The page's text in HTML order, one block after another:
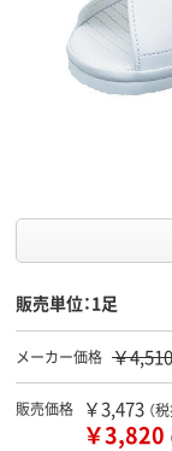
販売単位：1足
メーカー価格 ￥4,510
販売価格 ￥3,473 （
￥3,820